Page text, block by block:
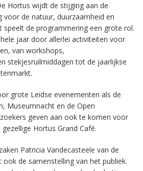
Hortus wijdt de stijging aan de
voor de natuur, duurzaamheid en
speelt de programmering een grote rol.
jaar door allerlei activiteiten voor
van workshops,
stekjesruilmiddagen tot de jaarlijkse
grote Leidse evenementen als de
Museumnacht en de Open
geven aan ook te komen voor
Hortus Grand Café.
Patricia Vandecasteele van de
de samenstelling van het publiek.